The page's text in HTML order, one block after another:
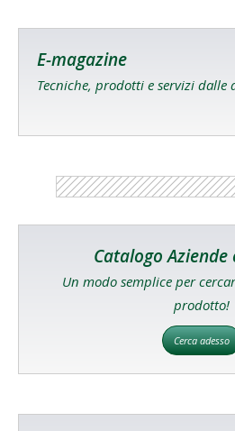
E-magazine
Tecniche, prodotti e servizi dalle
Catalogo
Un modo semplice per
prodotto!
Cerca adesso